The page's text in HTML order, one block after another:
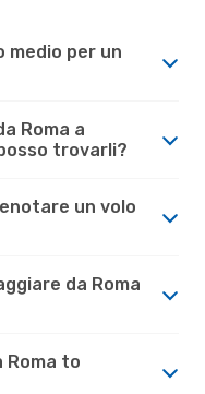
medio per un
Roma a
trovarli?
un volo
da Roma
Roma to